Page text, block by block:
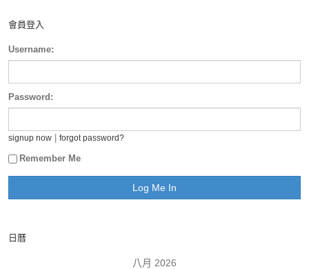
會員登入
Username:
Password:
signup now forgot password?
Remember Me
日曆
八月 2026